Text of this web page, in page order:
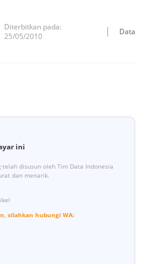
Diterbitkan pada:
25/05/2010
Data
ini
disusun oleh Tim Data Indonesia
dan menarik.
silahkan hubungi WA: